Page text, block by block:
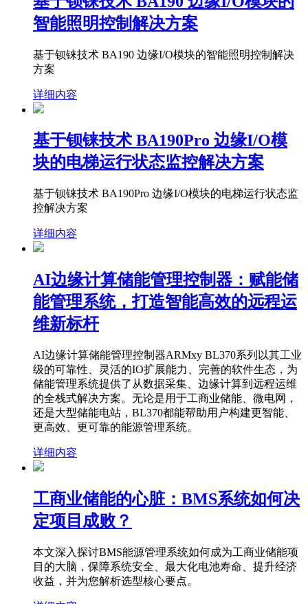
智能照明控制解决方案
基于钡铼技术 BA190 边缘I/O模块的智能照明控制解决
方案
详细内容
基于钡铼技术 BA190Pro 边缘I/O模
块的电梯运行状态监控解决方案
基于钡铼技术 BA190Pro 边缘I/O模块的电梯运行状态监
控解决方案
详细内容
AI边缘计算储能管理控制器：赋能储
能管理系统，打造智能高效的远程运
维新标杆
AI边缘计算储能管理控制器ARMxy BL370系列以其工业
级的可靠性、灵活的IO扩展能力、完善的软件生态，为
储能管理系统提供了从数据采集、边缘计算到远程运维
的全栈式解决方案。无论是用于工商业储能、微电网，
还是大型储能电站，BL370都能帮助用户构建更智能、
更高效、更可靠的能源管理系统。
详细内容
工商业储能的心脏：BMS系统如何决
定项目成败？
本文深入探讨BMS能源管理系统如何成为工商业储能项
目的大脑，保障系统安全、最大化电池寿命、提升经济
收益，并为您解析选型核心要点。